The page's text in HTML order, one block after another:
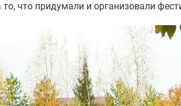
то, что придумали и организовали